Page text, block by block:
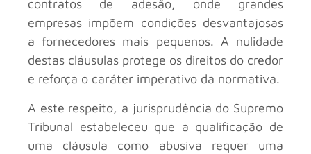
contratos de adesão, onde grandes
empresas impõem condições desvantajosas
a fornecedores mais pequenos. A nulidade
destas cláusulas protege os direitos do credor
e reforça o caráter imperativo da normativa.
A este respeito, a jurisprudência do Supremo
Tribunal estabeleceu que a qualificação de
uma cláusula como abusiva requer uma